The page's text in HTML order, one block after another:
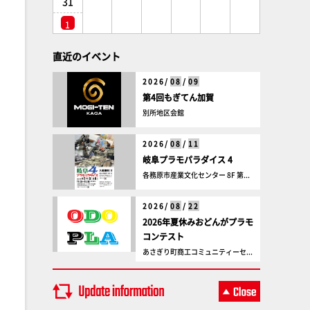
1
直近のイベント
2026/ 08 / 09
第4回もぎてん加賀
別所地区会館
2026/ 08 / 11
岐阜プラモパラダイス 4
各務原市産業文化センター 8F 第...
2026/ 08 / 22
2026年夏休みおどんがプラモ
コンテスト
あさぎり町商工コミュニティーセ...